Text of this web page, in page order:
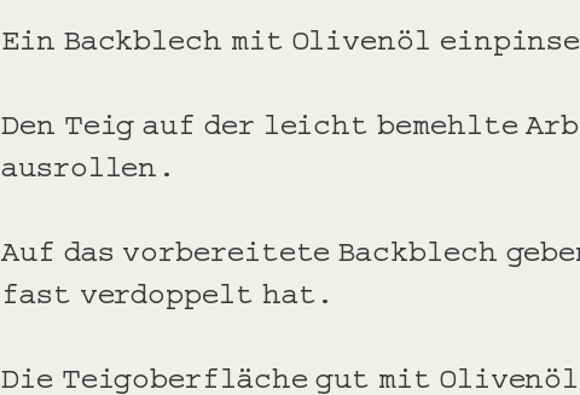
Ein Backblech mit Olivenöl
Den Teig auf der leicht bemehlte
ausrollen.
Auf das vorbereitete Backblech
fast verdoppelt hat.
Die Teigoberfläche gut mit